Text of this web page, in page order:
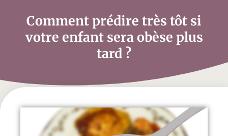
Comment prédire très tôt si
votre enfant sera obèse plus
tard ?